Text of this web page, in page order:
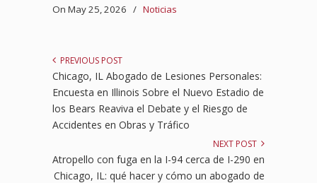
On May 25, 2026 / Noticias
PREVIOUS POST
Chicago, IL Abogado de Lesiones Personales:
Encuesta en Illinois Sobre el Nuevo Estadio de
los Bears Reaviva el Debate y el Riesgo de
Accidentes en Obras y Tráfico
NEXT POST
Atropello con fuga en la I-94 cerca de I-290 en
Chicago, IL: qué hacer y cómo un abogado de